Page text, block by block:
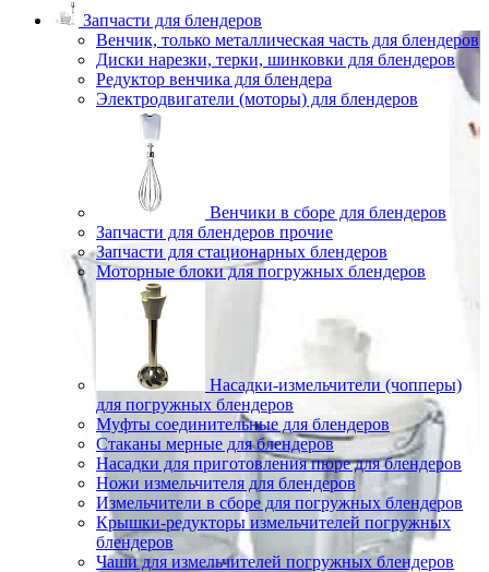
Запчасти для блендеров
Венчик, только металлическая часть для блендеров
Диски нарезки, терки, шинковки для блендеров
Редуктор венчика для блендера
Электродвигатели (моторы) для блендеров
Венчики в сборе для блендеров
Запчасти для блендеров прочие
Запчасти для стационарных блендеров
Моторные блоки для погружных блендеров
Насадки-измельчители (чопперы)
для погружных блендеров
Муфты соединительные для блендеров
Стаканы мерные для блендеров
Насадки для приготовления пюре для блендеров
Ножи измельчителя для блендеров
Измельчители в сборе для погружных блендеров
Крышки-редукторы измельчителей погружных
блендеров
Чаши для измельчителей погружных блендеров